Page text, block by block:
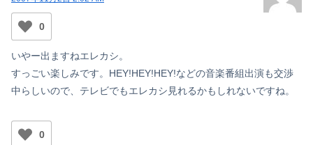
0
いやー出ますねエレカシ。
すっごい楽しみです。HEY!HEY!HEY!などの音楽番組出演も交渉
中らしいので、テレビでもエレカシ見れるかもしれないですね。
0